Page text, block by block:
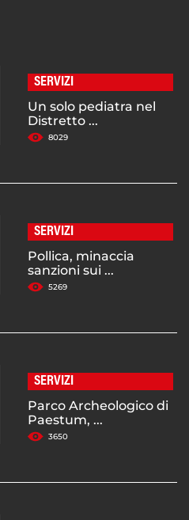
SERVIZI
Un solo pediatra nel
Distretto ...
8029
SERVIZI
Pollica, minaccia
sanzioni sui ...
5269
SERVIZI
Parco Archeologico di
Paestum, ...
3650